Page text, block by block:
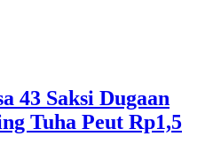
43 Saksi Dugaan
Tuha Peut Rp1,5